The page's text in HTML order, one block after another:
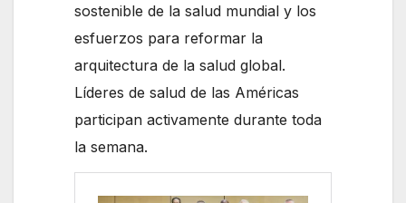
sostenible de la salud mundial y los
esfuerzos para reformar la
arquitectura de la salud global.
Líderes de salud de las Américas
participan activamente durante toda
la semana.